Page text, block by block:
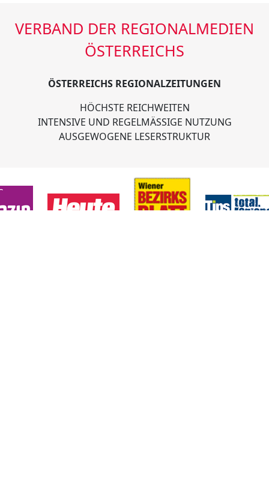
VERBAND DER REGIONALMEDIEN
ÖSTERREICHS
ÖSTERREICHS REGIONALZEITUNGEN
HÖCHSTE REICHWEITEN
INTENSIVE UND REGELMÄSSIGE NUTZUNG
AUSGEWOGENE LESERSTRUKTUR